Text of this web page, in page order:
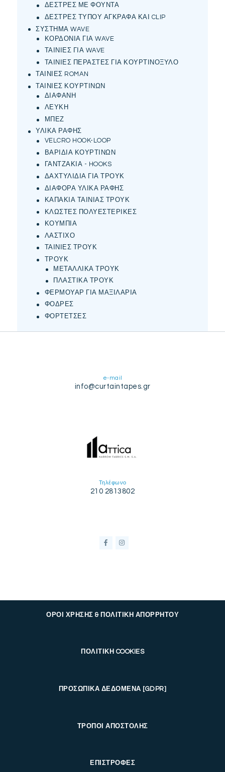
ΔΕΣΤΡΕΣ ΜΕ ΦΟΥΝΤΑ
ΔΕΣΤΡΕΣ ΤΥΠΟΥ ΑΓΚΡΑΦΑ ΚΑΙ CLIP
ΣΥΣΤΗΜΑ WAVE
ΚΟΡΔΟΝΙΑ ΓΙΑ WAVE
ΤΑΙΝΙΕΣ ΓΙΑ WAVE
ΤΑΙΝΙΕΣ ΠΕΡΑΣΤΕΣ ΓΙΑ ΚΟΥΡΤΙΝΟΞΥΛΟ
ΤΑΙΝΙΕΣ ROMAN
ΤΑΙΝΙΕΣ ΚΟΥΡΤΙΝΩΝ
ΔΙΑΦΑΝΗ
ΛΕΥΚΗ
ΜΠΕΖ
ΥΛΙΚΑ ΡΑΦΗΣ
VELCRO HOOK-LOOP
ΒΑΡΙΔΙΑ ΚΟΥΡΤΙΝΩΝ
ΓΑΝΤΖΑΚΙΑ - HOOKS
ΔΑΧΤΥΛΙΔΙΑ ΓΙΑ ΤΡΟΥΚ
ΔΙΑΦΟΡΑ ΥΛΙΚΑ ΡΑΦΗΣ
ΚΑΠΑΚΙΑ ΤΑΙΝΙΑΣ ΤΡΟΥΚ
ΚΛΩΣΤΕΣ ΠΟΛΥΕΣΤΕΡΙΚΕΣ
ΚΟΥΜΠΙΑ
ΛΑΣΤΙΧΟ
ΤΑΙΝΙΕΣ ΤΡΟΥΚ
ΤΡΟΥΚ
ΜΕΤΑΛΛΙΚΑ ΤΡΟΥΚ
ΠΛΑΣΤΙΚΑ ΤΡΟΥΚ
ΦΕΡΜΟΥΑΡ ΓΙΑ ΜΑΞΙΛΑΡΙΑ
ΦΟΔΡΕΣ
ΦΟΡΤΕΤΣΕΣ
e-mail
info@curtaintapes.gr
Τηλέφωνο
210 2813802
ΟΡΟΙ ΧΡΗΣΗΣ & ΠΟΛΙΤΙΚΗ ΑΠΟΡΡΗΤΟΥ
ΠΟΛΙΤΙΚΗ COOKIES
ΠΡΟΣΩΠΙΚΑ ΔΕΔΟΜΕΝΑ [GDPR]
ΤΡΟΠΟΙ ΑΠΟΣΤΟΛΗΣ
ΕΠΙΣΤΡΟΦΕΣ